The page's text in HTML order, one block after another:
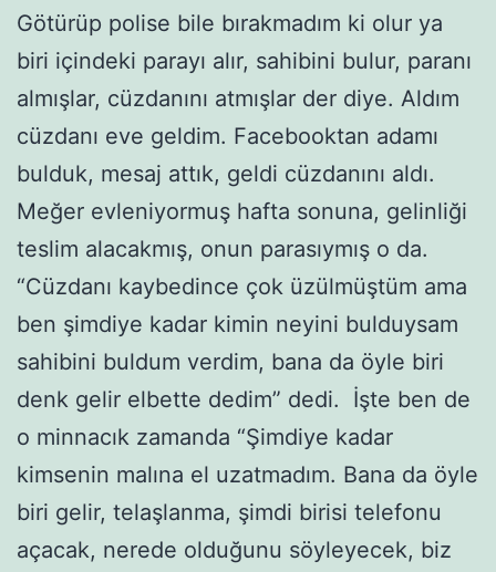
Götürüp polise bile bırakmadım ki olur ya
biri içindeki parayı alır, sahibini bulur, paranı
almışlar, cüzdanını atmışlar der diye. Aldım
cüzdanı eve geldim. Facebooktan adamı
bulduk, mesaj attık, geldi cüzdanını aldı.
Meğer evleniyormuş hafta sonuna, gelinliği
teslim alacakmış, onun parasıymış o da.
“Cüzdanı kaybedince çok üzülmüştüm ama
ben şimdiye kadar kimin neyini bulduysam
sahibini buldum verdim, bana da öyle biri
denk gelir elbette dedim” dedi. İşte ben de
o minnacık zamanda “Şimdiye kadar
kimsenin malına el uzatmadım. Bana da öyle
biri gelir, telaşlanma, şimdi birisi telefonu
açacak, nerede olduğunu söyleyecek, biz